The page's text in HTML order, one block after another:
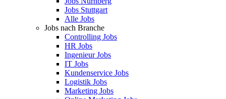
Jobs Stuttgart
Alle Jobs
Jobs nach Branche
Controlling Jobs
HR Jobs
Ingenieur Jobs
IT Jobs
Kundenservice Jobs
Logistik Jobs
Marketing Jobs